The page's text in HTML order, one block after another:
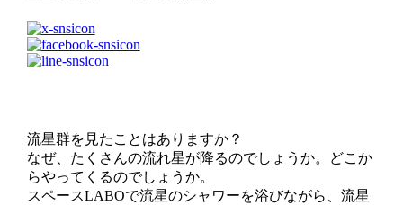
流星群を見たことはありますか？
なぜ、たくさんの流れ星が降るのでしょうか。どこか
らやってくるのでしょうか。
スペースLABOで流星のシャワーを浴びながら、流星